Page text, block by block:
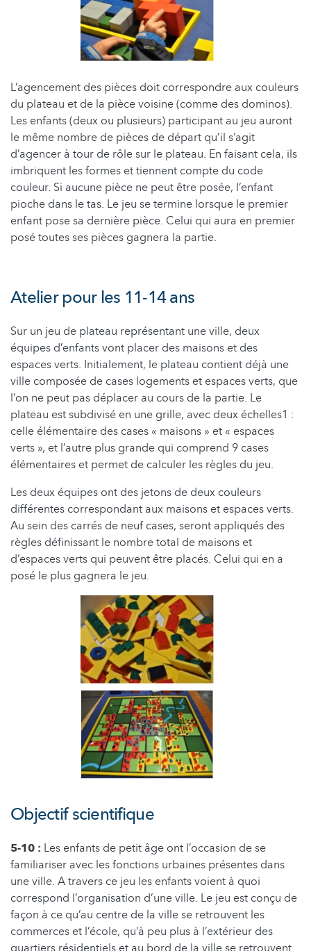
L’agencement des pièces doit correspondre aux couleurs
du plateau et de la pièce voisine (comme des dominos).
Les enfants (deux ou plusieurs) participant au jeu auront
le même nombre de pièces de départ qu’il s’agit
d’agencer à tour de rôle sur le plateau. En faisant cela, ils
imbriquent les formes et tiennent compte du code
couleur. Si aucune pièce ne peut être posée, l’enfant
pioche dans le tas. Le jeu se termine lorsque le premier
enfant pose sa dernière pièce. Celui qui aura en premier
posé toutes ses pièces gagnera la partie.
Atelier pour les 11-14 ans
Sur un jeu de plateau représentant une ville, deux
équipes d’enfants vont placer des maisons et des
espaces verts. Initialement, le plateau contient déjà une
ville composée de cases logements et espaces verts, que
l’on ne peut pas déplacer au cours de la partie. Le
plateau est subdivisé en une grille, avec deux échelles1 :
celle élémentaire des cases « maisons » et « espaces
verts », et l’autre plus grande qui comprend 9 cases
élémentaires et permet de calculer les règles du jeu.
Les deux équipes ont des jetons de deux couleurs
différentes correspondant aux maisons et espaces verts.
Au sein des carrés de neuf cases, seront appliqués des
règles définissant le nombre total de maisons et
d’espaces verts qui peuvent être placés. Celui qui en a
posé le plus gagnera le jeu.
Objectif scientifique
5-10 : Les enfants de petit âge ont l’occasion de se
familiariser avec les fonctions urbaines présentes dans
une ville. A travers ce jeu les enfants voient à quoi
correspond l’organisation d’une ville. Le jeu est conçu de
façon à ce qu’au centre de la ville se retrouvent les
commerces et l’école, qu’à peu plus à l’extérieur des